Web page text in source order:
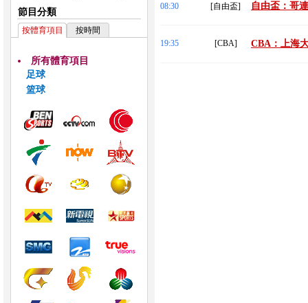
節目分類
按體育項目 按時間
所有體育項目
足球
篮球
08:30 [自由盃] 自由盃：哥
19:35 [CBA] CBA：上海